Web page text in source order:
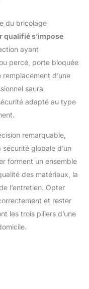
du bricolage
qualifié s’impose
ayant
percé, porte bloquée
d’une
saura
adapté au type
remarquable,
globale d’un
forment un ensemble
des matériaux, la
l’entretien. Opter
et rester
les trois piliers d’une